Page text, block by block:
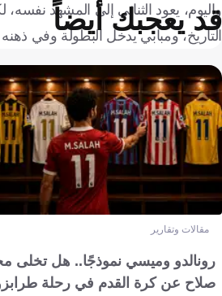
واليوم، يعود الثنائي إلى المشهد
التاريخ، ومبابي يدخل البطولة وفي
قد يعجبك أيضاً
مقالات وتقارير
رونالدو وميسي نموذجًا.. هل تخلى
صلاح عن كرة القدم في رحلة